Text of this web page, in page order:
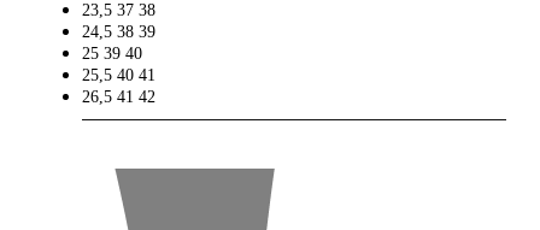
23,5 37 38
24,5 38 39
25 39 40
25,5 40 41
26,5 41 42